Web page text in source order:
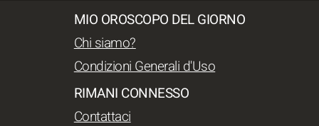
MIO OROSCOPO DEL GIORNO
Chi siamo?
Condizioni Generali d'Uso
RIMANI CONNESSO
Contattaci